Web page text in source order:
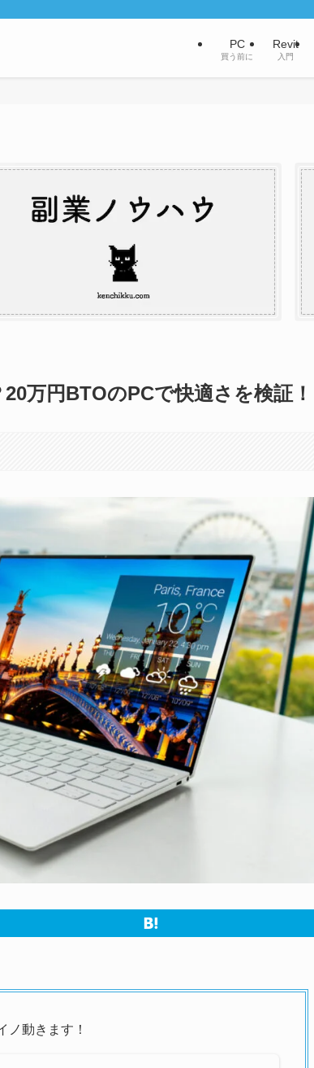
PC
買う前に
Revit
入門
万円BTOのPCで快適さを検証！
ノ動きます！